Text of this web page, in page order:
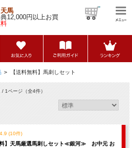
馬
12,000円以上お買
> 【送料無料】馬刺しセット
/ 1ページ（全4件）
4.9 (10件)
料】天馬厳選馬刺しセット≪銀河≫ お中元 お